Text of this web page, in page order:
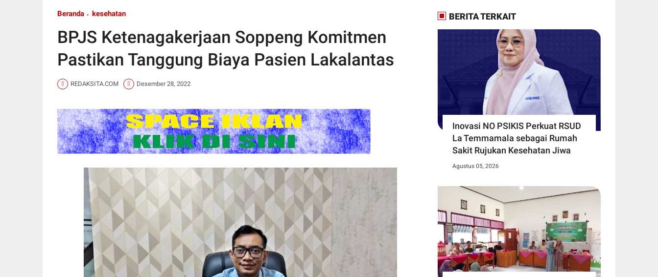
Beranda kesehatan
BPJS Ketenagakerjaan Soppeng Komitmen
Pastikan Tanggung Biaya Pasien Lakalantas
REDAKSITA.COM Desember 28, 2022
BERITA TERKAIT
Inovasi NO PSIKIS Perkuat RSUD
La Temmamala sebagai Rumah
Sakit Rujukan Kesehatan Jiwa
Agustus 05, 2026